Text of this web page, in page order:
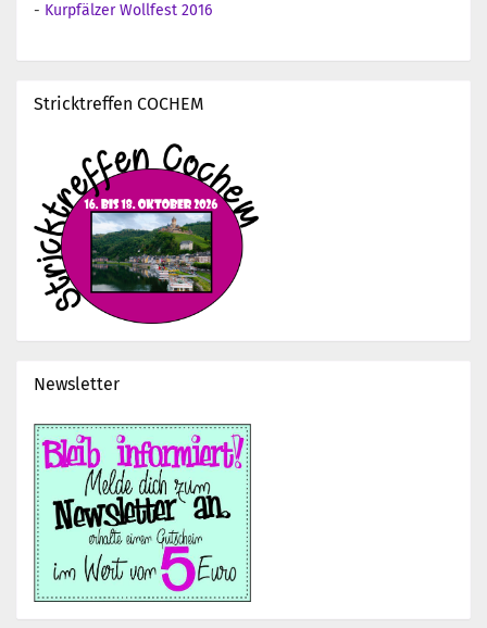
- Kurpfälzer Wollfest 2016
Stricktreffen COCHEM
Newsletter